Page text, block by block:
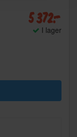
5 372:-
I lager